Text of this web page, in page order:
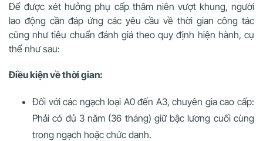
Để được xét hưởng phụ cấp thâm niên vượt khung, người
lao động cần đáp ứng các yêu cầu về thời gian công tác
cũng như tiêu chuẩn đánh giá theo quy định hiện hành, cụ
thể như sau:
Điều kiện về thời gian:
Đối với các ngạch loại A0 đến A3, chuyên gia cao cấp:
Phải có đủ 3 năm (36 tháng) giữ bậc lương cuối cùng
trong ngạch hoặc chức danh.